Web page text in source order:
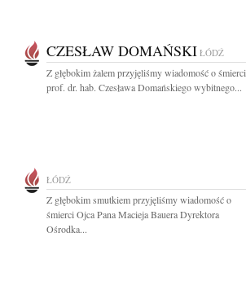
CZESŁAW DOMAŃSKI ŁÓDŹ
Z głębokim żalem przyjęliśmy wiadomość o śmierci
prof. dr. hab. Czesława Domańskiego wybitnego...
ŁÓDŹ
Z głębokim smutkiem przyjęliśmy wiadomość o
śmierci Ojca Pana Macieja Bauera Dyrektora
Ośrodka...